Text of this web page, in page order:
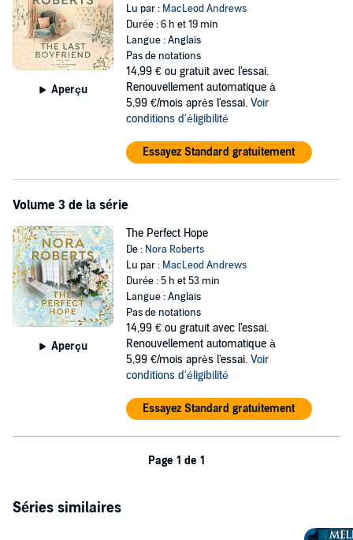
Aperçu
Lu par : MacLeod Andrews
Durée : 6 h et 19 min
Langue : Anglais
Pas de notations
14,99 € ou gratuit avec l'essai.
Renouvellement automatique à
5,99 €/mois après l'essai. Voir
conditions d'éligibilité
Essayez Standard gratuitement
Volume 3 de la série
Aperçu
The Perfect Hope
De : Nora Roberts
Lu par : MacLeod Andrews
Durée : 5 h et 53 min
Langue : Anglais
Pas de notations
14,99 € ou gratuit avec l'essai.
Renouvellement automatique à
5,99 €/mois après l'essai. Voir
conditions d'éligibilité
Essayez Standard gratuitement
Page 1 de 1
Séries similaires